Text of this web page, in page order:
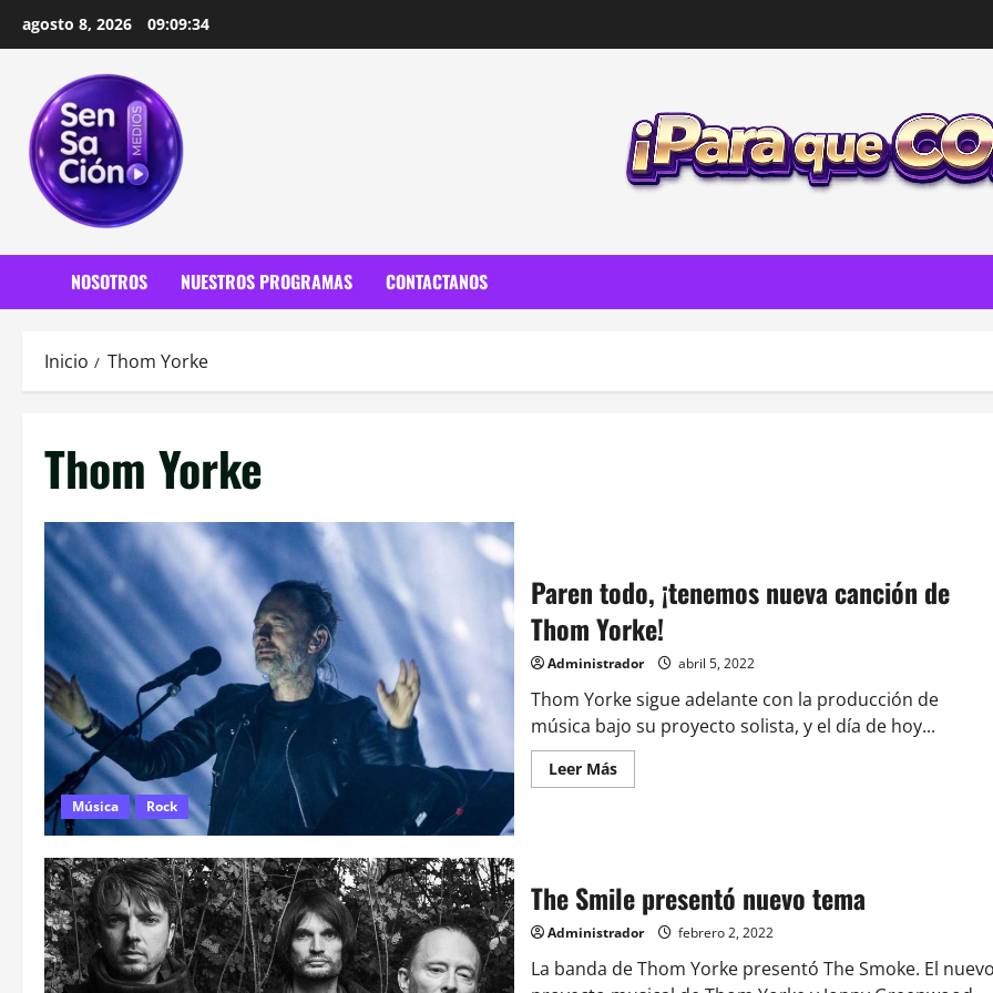
agosto 8, 2026 09:09:35
NOSOTROS NUESTROS PROGRAMAS CONTACTANOS
Inicio Thom Yorke
Thom Yorke
Música Rock
Paren todo, ¡tenemos nueva canción de
Thom Yorke!
Administrador abril 5, 2022
Thom Yorke sigue adelante con la producción de
música bajo su proyecto solista, y el día de hoy...
Leer MásLeer
más
canción
de
Thom
Yorke!
The Smile presentó nuevo tema
Administrador febrero 2, 2022
La banda de Thom Yorke presentó The Smoke. El